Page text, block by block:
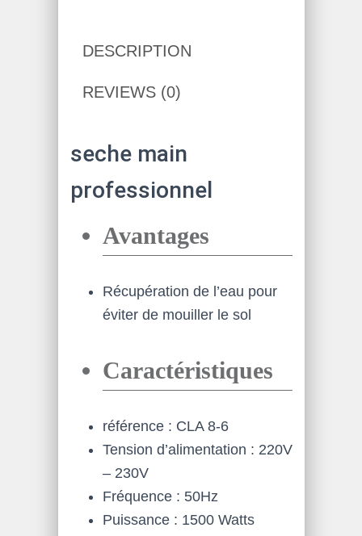
DESCRIPTION
REVIEWS (0)
seche main
professionnel
Avantages
Récupération de l’eau pour
éviter de mouiller le sol
Caractéristiques
référence : CLA 8-6
Tension d’alimentation : 220V
– 230V
Fréquence : 50Hz
Puissance : 1500 Watts